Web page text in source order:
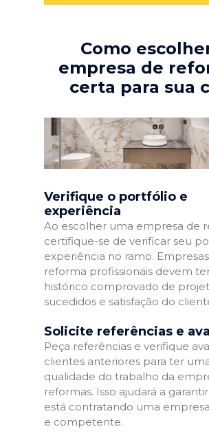
Como
empresa de
certa para sua
Verifique o portfólio e
experiência
Ao escolher uma empresa de
certifique-se de verificar seu
experiência no ramo.
reforma profissionais devem
histórico comprovado de
sucedidos e satisfação do
Solicite referências e
Peça referências e verifique
clientes anteriores para ter
qualidade do trabalho da
reformas. Isso ajudará a
está contratando uma
e competente.